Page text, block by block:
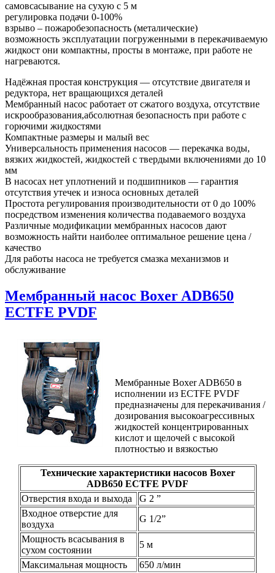
самовсасывание на сухую с 5 м
регулировка подачи 0-100%
взрыво – пожаробезопасность (металические)
возможность эксплуатации погруженными в перекачиваемую
жидкост они компактны, просты в монтаже, при работе не
нагреваются.
Надёжная простая конструкция — отсутствие двигателя и
редуктора, нет вращающихся деталей
Мембранный насос работает от сжатого воздуха, отсутствие
искрообразования,абсолютная безопасность при работе с
горючими жидкостями
Компактные размеры и малый вес
Универсальность применения насосов — перекачка воды,
вязких жидкостей, жидкостей с твердыми включениями до 10
мм
В насосах нет уплотнений и подшипников — гарантия
отсутствия утечек и износа основных деталей
Простота регулирования производительности от 0 до 100%
посредством изменения количества подаваемого воздуха
Различные модификации мембранных насосов дают
возможность найти наиболее оптимальное решение цена /
качество
Для работы насоса не требуется смазка механизмов и
обслуживание
Мембранный насос Boxer ADB650
ECTFE PVDF
Мембранные Boxer ADB650 в
исполнении из ECTFE PVDF
предназначены для перекачивания /
дозирования высокоагрессивных
жидкостей концентрированных
кислот и щелочей с высокой
плотностью и вязкостью
Технические характеристики насосов Boxer
ADB650 ECTFE PVDF
Отверстия входа и выхода
G 2 ”
Входное отверстие для
воздуха
G 1/2”
Мощность всасывания в
сухом состоянии
5 м
Максимальная мощность
650 л/мин